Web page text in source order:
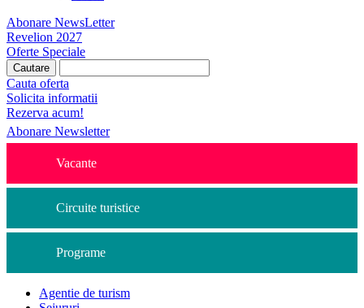
Abonare NewsLetter
Revelion 2027
Oferte Speciale
Cauta oferta
Solicita informatii
Rezerva acum!
Abonare Newsletter
Vacante
Circuite turistice
Programe
Agentie de turism